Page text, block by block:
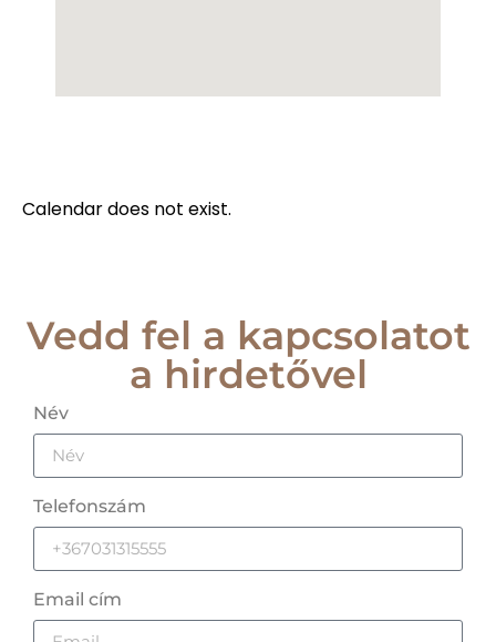
Calendar does not exist.
Vedd fel a kapcsolatot
a hirdetővel
Név
Telefonszám
Email cím